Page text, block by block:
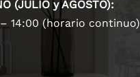
(JULIO y AGOSTO):
14:00 (horario continuo)